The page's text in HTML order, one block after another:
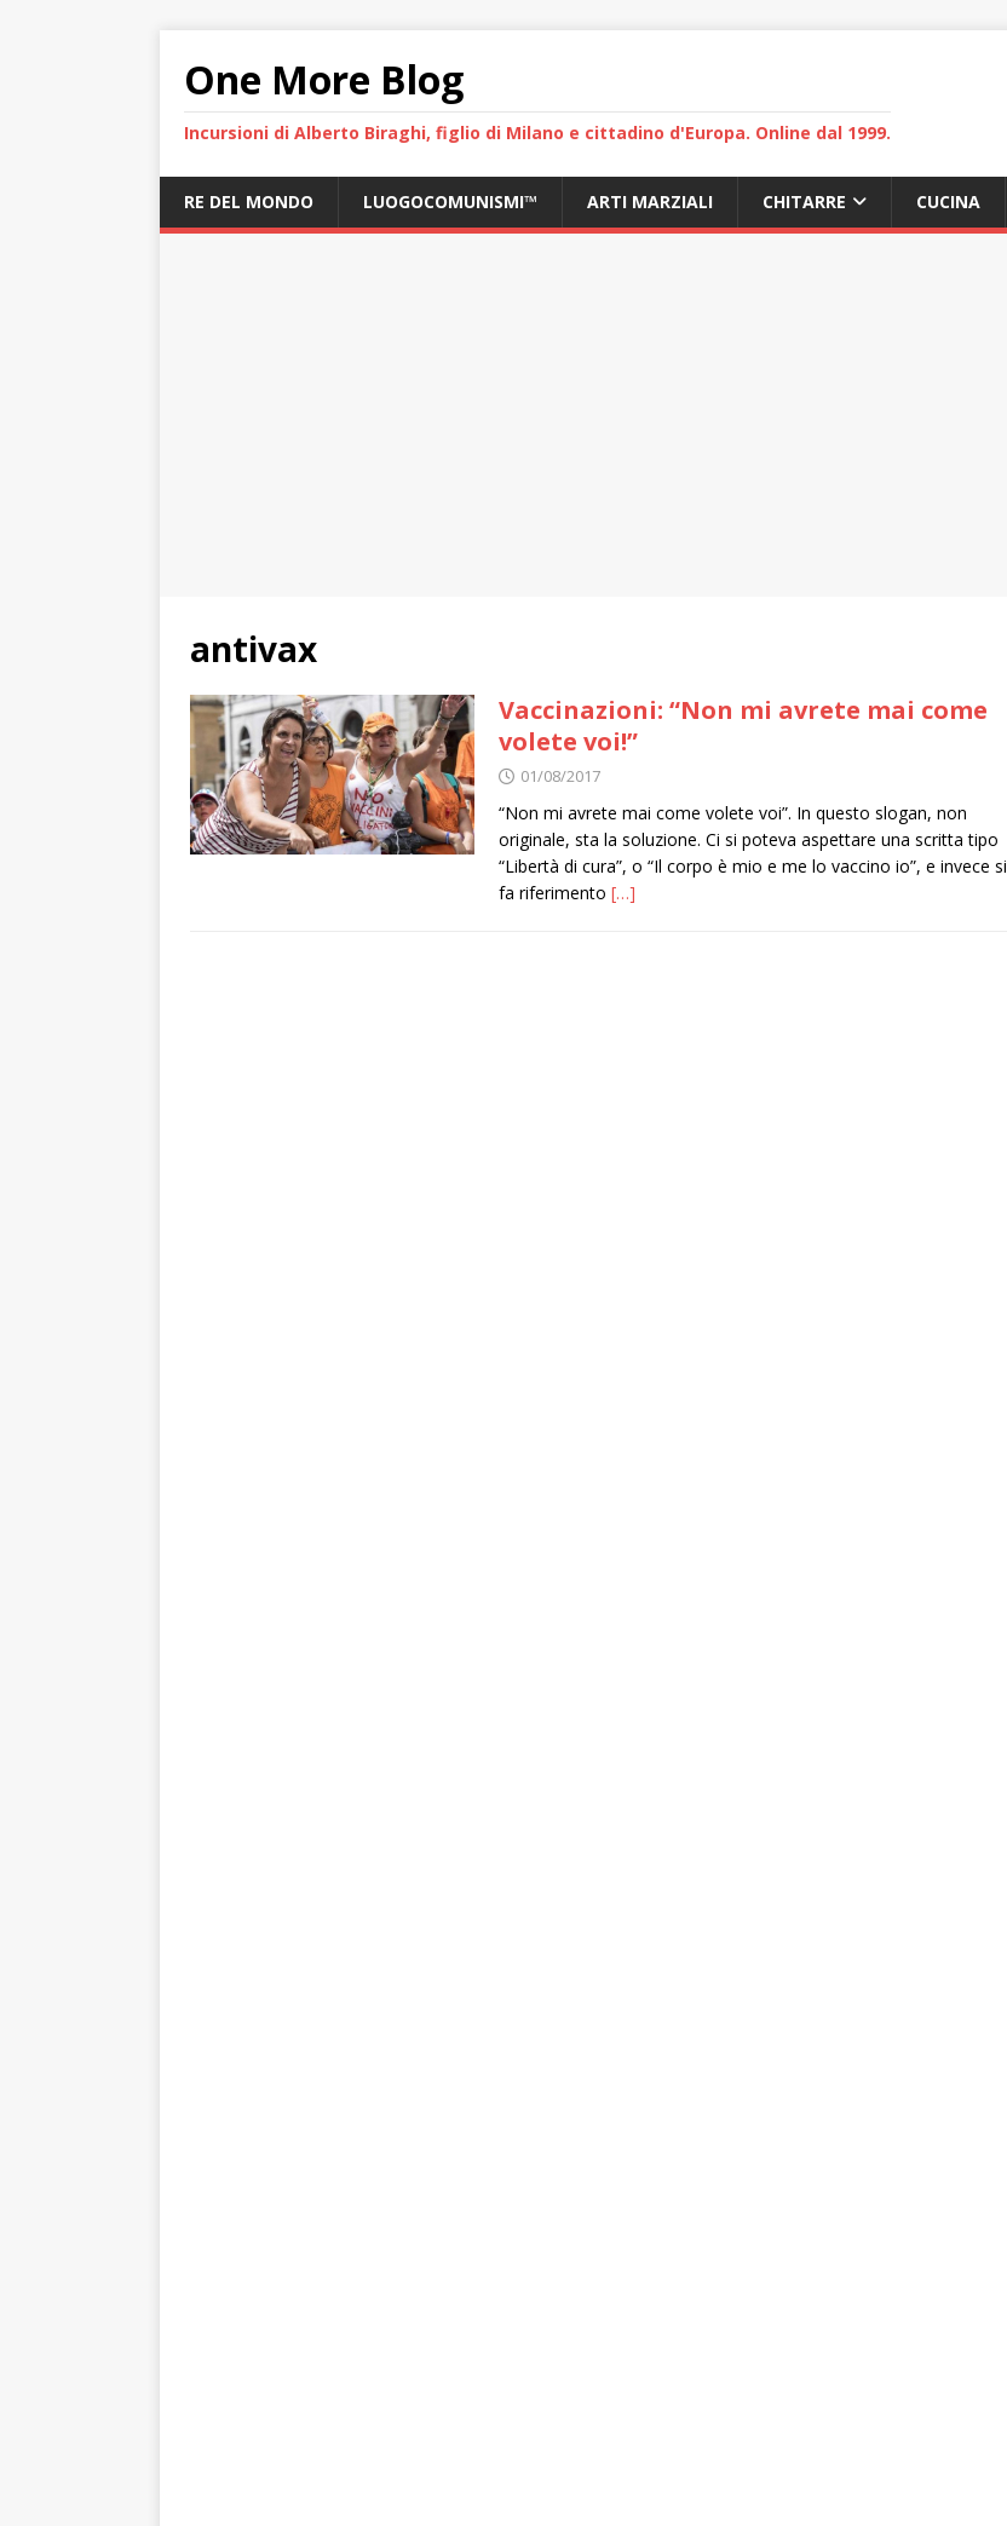
One More Blog
Incursioni di Alberto Biraghi, figlio di Milano e cittadino d'Europa. Online dal 1999.
RE DEL MONDO LUOGOCOMUNISMI™ ARTI MARZIALI CHITARRE CUCINA
antivax
Vaccinazioni: “Non mi avrete mai come
volete voi!”
01/08/2017
“Non mi avrete mai come volete voi”. In questo slogan, non
originale, sta la soluzione. Ci si poteva aspettare una scritta tipo
“Libertà di cura”, o “Il corpo è mio e me lo vaccino io”, e invece si
fa riferimento […]